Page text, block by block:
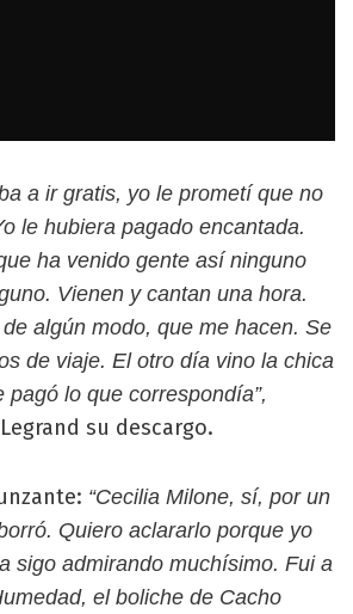
a ir gratis, yo le prometí que no
le hubiera pagado encantada.
ha venido gente así ninguno
Vienen y cantan una hora.
algún modo, que me hacen. Se
de viaje. El otro día vino la chica
pagó lo que correspondía”,
su descargo.
“Cecilia Milone, sí, por un
Quiero aclararlo porque yo
sigo admirando muchísimo. Fui a
el boliche de Cacho